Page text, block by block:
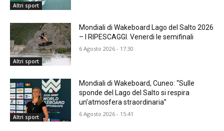
Altri sport
Altri sport
Mondiali di Wakeboard Lago del Salto 2026
– I RIPESCAGGI. Venerdi le semifinali
6 Agosto 2026 - 17:30
Altri sport
Mondiali di Wakeboard, Cuneo: “Sulle
sponde del Lago del Salto si respira
un’atmosfera straordinaria”
6 Agosto 2026 - 15:41